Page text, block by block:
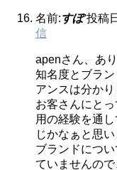
名前:すぽ 投稿
信
apenさん、あ
知名度とブラ
アンスは分かり
お客さんにと
用の経験を通
じかなぁと思い
ブランドにつ
ていませんの